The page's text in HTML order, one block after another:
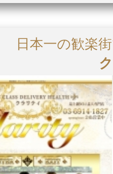
日本一の歓楽